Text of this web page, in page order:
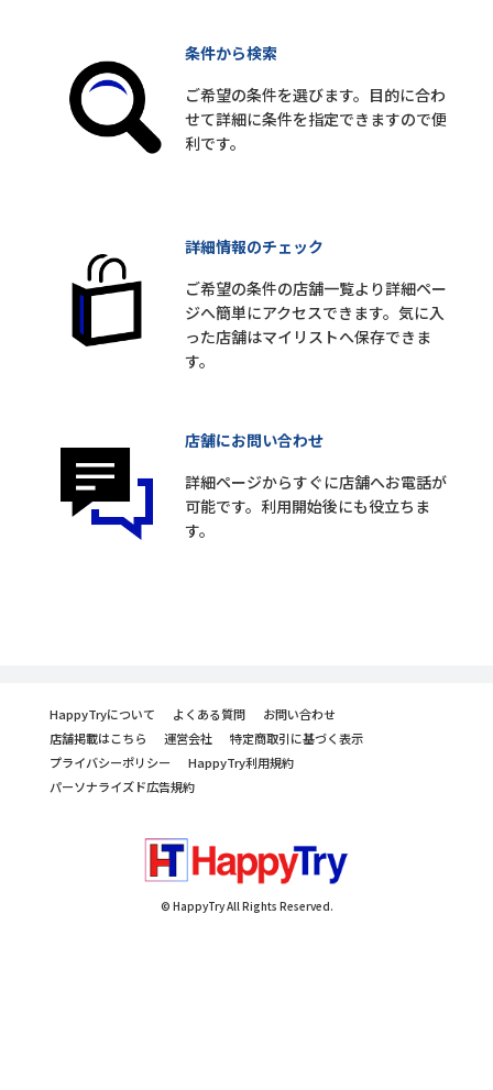
条件から検索
ご希望の条件を選びます。目的に合わ
せて詳細に条件を指定できますので便
利です。
詳細情報のチェック
ご希望の条件の店舗一覧より詳細ペー
ジへ簡単にアクセスできます。気に入
った店舗はマイリストへ保存できま
す。
店舗にお問い合わせ
詳細ページからすぐに店舗へお電話が
可能です。利用開始後にも役立ちま
す。
HappyTryについて よくある質問
お問い合わせ
店舗掲載はこちら
運営会社
特定商取引に基づく表示
プライバシーポリシー
HappyTry利用規約
パーソナライズド広告規約
© HappyTry All Rights Reserved.